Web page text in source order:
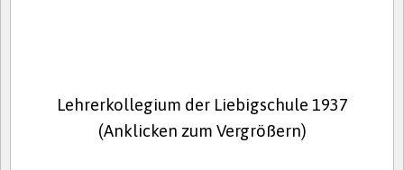
Lehrerkollegium der Liebigschule 1937
(Anklicken zum Vergrößern)